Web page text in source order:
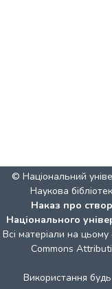
© Національний
Наукова
Наказ про
Національного
Всі матеріали на цьому
Commons
Використання